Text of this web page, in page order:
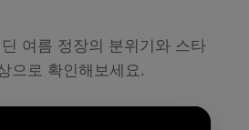
여름 정장의 분위기와 스타
으로 확인해보세요.